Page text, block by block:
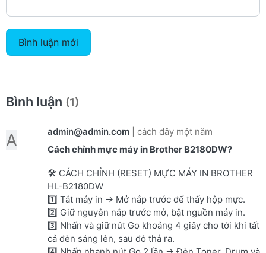
Bình luận mới
Bình luận (1)
A admin@admin.com
cách đây một năm
Cách chỉnh mực máy in Brother B2180DW?
🛠 CÁCH CHỈNH (RESET) MỰC MÁY IN BROTHER
HL-B2180DW
1️⃣ Tắt máy in → Mở nắp trước để thấy hộp mực.
2️⃣ Giữ nguyên nắp trước mở, bật nguồn máy in.
3️⃣ Nhấn và giữ nút Go khoảng 4 giây cho tới khi tất
cả đèn sáng lên, sau đó thả ra.